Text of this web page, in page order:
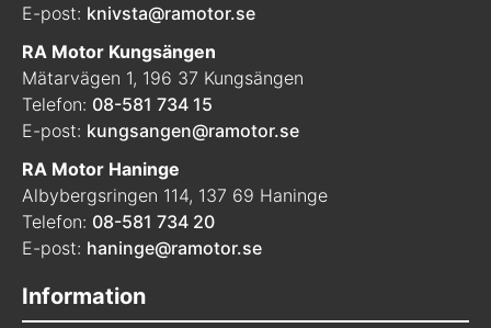
E-post: knivsta@ramotor.se
RA Motor Kungsängen
Mätarvägen 1, 196 37 Kungsängen
Telefon: 08-581 734 15
E-post: kungsangen@ramotor.se
RA Motor Haninge
Albybergsringen 114, 137 69 Haninge
Telefon: 08-581 734 20
E-post: haninge@ramotor.se
Information